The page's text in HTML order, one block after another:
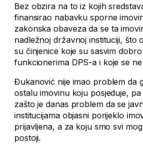
Bez obzira na to iz kojih
finansirao nabavku sporne
zakonska obaveza da se ta
nadležnoj državnoj instituciji, što
su činjenice koje su sasvim
funkcionerima DPS-a i koje se
Đukanović nije imao problem da
ostalu imovinu koju posjeduje, pa
zašto je danas problem da se
institucijama objasni porijeklo
prijavljena, a za koju smo svi
postoji.